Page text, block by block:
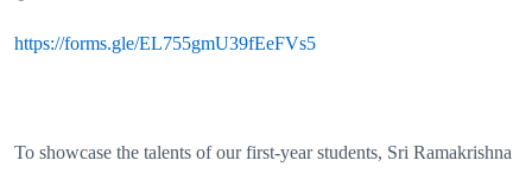
https://forms.gle/EL755gmU39fEeFVs5
To showcase the talents of our first-year students, Sri Ramakrishna